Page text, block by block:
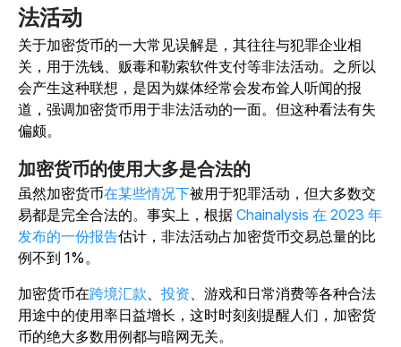
法活动
关于加密货币的一大常见误解是，其往往与犯罪企业相
关，用于洗钱、贩毒和勒索软件支付等非法活动。之所以
会产生这种联想，是因为媒体经常会发布耸人听闻的报
道，强调加密货币用于非法活动的一面。但这种看法有失
偏颇。
加密货币的使用大多是合法的
虽然加密货币在某些情况下被用于犯罪活动，但大多数交
易都是完全合法的。事实上，根据 Chainalysis 在 2023 年
发布的一份报告估计，非法活动占加密货币交易总量的比
例不到 1%。
加密货币在跨境汇款、 投资、游戏和日常消费等各种合法
用途中的使用率日益增长，这时时刻刻提醒人们，加密货
币的绝大多数用例都与暗网无关。